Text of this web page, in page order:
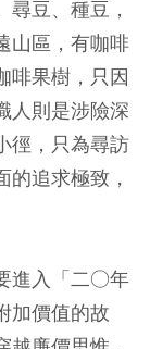
豆、種豆，
山區，有咖啡
啡果樹，只因
人則是涉險深
徑，只為尋訪
追求極致，
進入「二○年
加價值的故